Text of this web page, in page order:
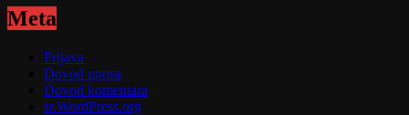
Meta
Prijava
Dovod unosa
Dovod komentara
sr.WordPress.org